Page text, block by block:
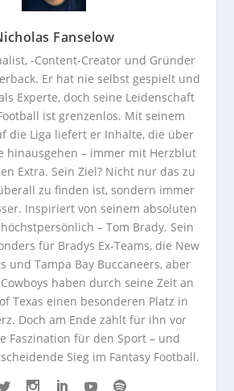
Fanselow
-Content-Creator und Gründer
Er hat nie selbst gespielt und
Experte, doch seine Leidenschaft
ist grenzenlos. Mit seinem
die Liga liefert er Inhalte, die über
hinausgehen – immer mit Herzblut
Extra. Sein Ziel? Nicht nur das zu
zu finden ist, sondern immer
Inspiriert von seinem absoluten
– Tom Brady. Sein
für Bradys Ex-Teams, die New
und Tampa Bay Buccaneers, aber
haben durch seine Zeit an
Texas einen besonderen Platz in
Doch am Ende zählt für ihn vor
Faszination für den Sport – und
Sieg im Fantasy Football.